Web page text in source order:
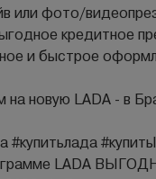
или фото/
кредитное
и быстрое
на новую LАDА - в
#купитьлада
LADA